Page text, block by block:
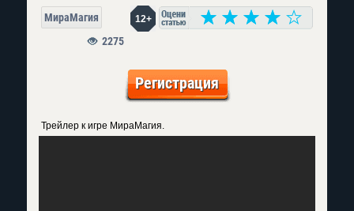
МираМагия 12+
2275
Регистрация
Трейлер к игре МираМагия.